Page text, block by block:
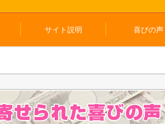
サイト説明 喜びの声